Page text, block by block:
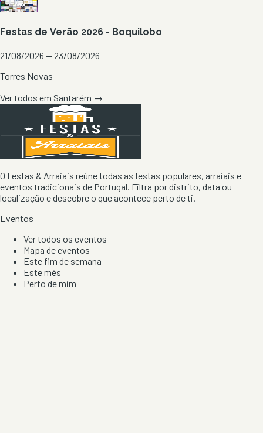
Festas de Verão 2026 - Boquilobo
21/08/2026 — 23/08/2026
Torres Novas
Ver todos em Santarém →
O Festas & Arraiais reúne todas as festas populares, arraiais e
eventos tradicionais de Portugal. Filtra por distrito, data ou
localização e descobre o que acontece perto de ti.
Eventos
Ver todos os eventos
Mapa de eventos
Este fim de semana
Este mês
Perto de mim